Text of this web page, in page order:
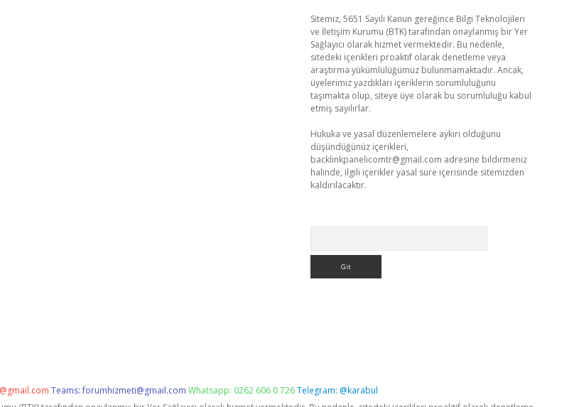
Sitemiz, 5651 Sayılı Kanun gereğince Bilgi Teknolojileri
ve İletişim Kurumu (BTK) tarafından onaylanmış bir Yer
Sağlayıcı olarak hizmet vermektedir. Bu nedenle,
sitedeki içerikleri proaktif olarak denetleme veya
araştırma yükümlülüğümüz bulunmamaktadır. Ancak,
üyelerimiz yazdıkları içeriklerin sorumluluğunu
taşımakta olup, siteye üye olarak bu sorumluluğu kabul
etmiş sayılırlar.
Hukuka ve yasal düzenlemelere aykırı olduğunu
düşündüğünüz içerikleri,
backlinkpanelicomtr@gmail.com adresine bildirmeniz
halinde, ilgili içerikler yasal süre içerisinde sitemizden
kaldırılacaktır.
Teams:forumhizmeti@gmail.com Whatsapp: 0262 606 0 726Telegram: @karabul